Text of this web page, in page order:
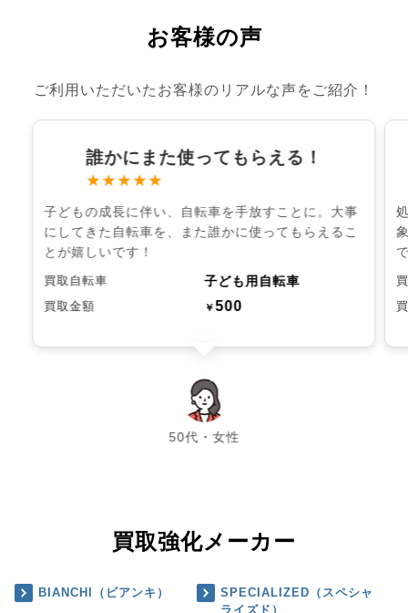
お客様の声
ご利用いただいたお客様のリアルな声をご紹介！
誰かにまた使ってもらえる！
★★★★★
子どもの成長に伴い、自転車を手放すことに。大事
にしてきた自転車を、また誰かに使ってもらえるこ
とが嬉しいです！
買取自転車 子ども用自転車
買取金額 ￥500
50代・女性
chevron_left chevron_right
買取強化メーカー
BIANCHI（ビアンキ）
SPECIALIZED（スペシャ
ライズド）